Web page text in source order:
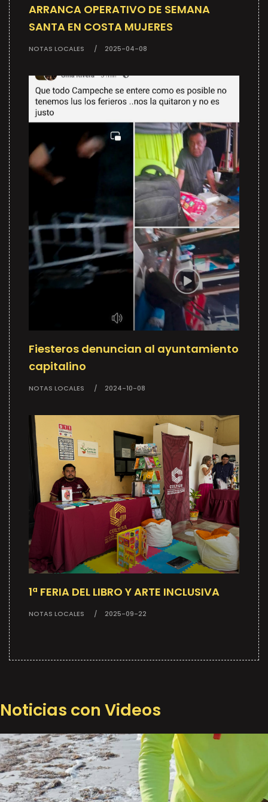
ARRANCA OPERATIVO DE SEMANA
SANTA EN COSTA MUJERES
NOTAS LOCALES 2025-04-08
Fiesteros denuncian al ayuntamiento
capitalino
NOTAS LOCALES 2024-10-08
1ª FERIA DEL LIBRO Y ARTE INCLUSIVA
NOTAS LOCALES 2025-09-22
Noticias con Videos